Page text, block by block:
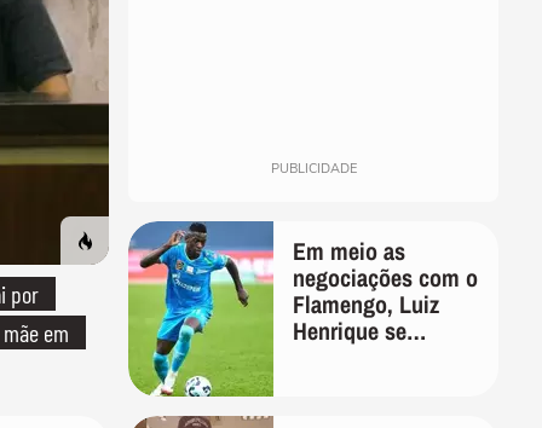
por
em
PUBLICIDADE
Em meio as
negociações com o
Flamengo, Luiz
Henrique se